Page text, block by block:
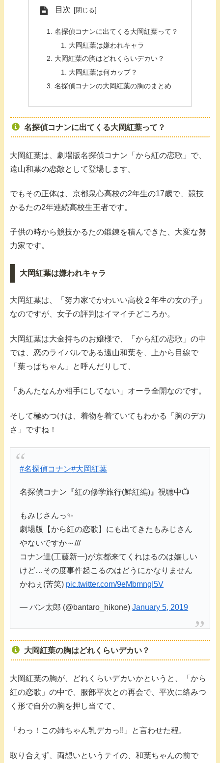
目次
名探偵コナンに出てくる大岡紅葉って？
大岡紅葉は嫌われキャラ
大岡紅葉の胸はどれくらいデカい？
大岡紅葉は何カップ？
名探偵コナンの大岡紅葉の胸のまとめ
名探偵コナンに出てくる大岡紅葉って？
大岡紅葉は、劇場版名探偵コナン「から紅の恋歌」で、
遠山和葉の恋敵として登場します。
でもその正体は、京都泉心高校の2年生の17歳で、競技
かるたの2年連続高校生王者です。
子供の時から競技かるたの鍛錬を積んできた、大変な努
力家です。
大岡紅葉は嫌われキャラ
大岡紅葉は、「努力家でかわいい高校２年生の女の子」
なのですが、女子の評判はイマイチどころか。
大岡紅葉は大金持ちのお嬢様で、「から紅の恋歌」の中
では、恋のライバルである遠山和葉を、上から目線で
「葉っぱちゃん」と呼んだりして、
「あんたなんか相手にしてない」オーラ全開なのです。
そして極めつけは、着物を着ていてもわかる「胸のデカ
さ」ですね！
#名探偵コナン#大岡紅葉
名探偵コナン『紅の修学旅行(鮮紅編)』視聴中📺
もみじさんっ✨
劇場版【から紅の恋歌】にも出てきたもみじさん
やないですか～///
コナン達(工藤新一)が京都来てくれはるのは嬉しい
けど…その度事件起こるのはどうにかなりません
かねぇ(苦笑) pic.twitter.com/9eMbmngI5V
— バン太郎 (@bantaro_hikone)January 5, 2019
大岡紅葉の胸はどれくらいデカい？
大岡紅葉の胸が、どれくらいデカいかというと、「から
紅の恋歌」の中で、服部平次との再会で、平次に絡みつ
く形で自分の胸を押し当てて、
「わっ！この姉ちゃん乳デカっ!!」と言わせた程。
取り合えず、両想いというテイの、和葉ちゃんの前で